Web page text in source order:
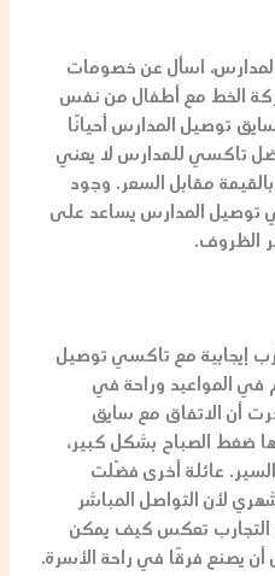
، اسأل عن خصومات
الخط مع أطفال من نفس
توصيل المدارسأحيانًا
تاكسي للمدارسلا يعني
بالقيمة مقابل السعر. وجود
توصيل المدارسيساعد على
الظروف.
إيجابية مع تاكسي توصيل
المواعيد وراحة في
أن الاتفاق مع سايق
ضغط الصباح بشكل كبير،
عائلة أخرى فضّلت
لأن التواصل المباشر
التجارب تعكس كيف يمكن
أن يصنع فرقًا في راحة الأسرة.